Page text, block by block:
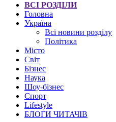
ВСІ РОЗДІЛИ
Головна
Україна
Всі новини розділу
Політика
Місто
Світ
Бізнес
Наука
Шоу-бізнес
Спорт
Lifestyle
БЛОГИ ЧИТАЧІВ